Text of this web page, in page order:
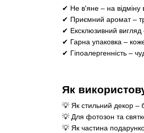
✔ Не в'яне – на відміну
✔ Приємний аромат –
✔ Ексклюзивний вигляд
✔ Гарна упаковка –
✔ Гіпоалергенність –
Як
💡 Як стильний декор –
💡 Для фотозон та
💡 Як частина